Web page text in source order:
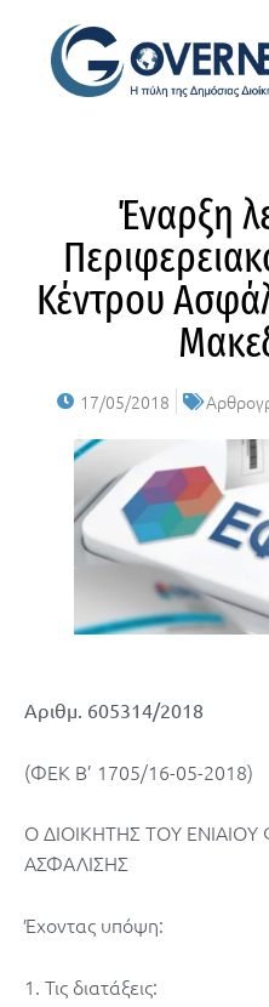
Έναρξη
Κέντρου
17/05/2018
Αριθμ. 605314/2018
(ΦΕΚ Β’ 1705/16-05-2018)
Ο ΔΙΟΙΚΗΤΗΣ ΤΟΥ
ΑΣΦΑΛΙΣΗΣ
Έχοντας υπόψη:
1. Τις διατάξεις: